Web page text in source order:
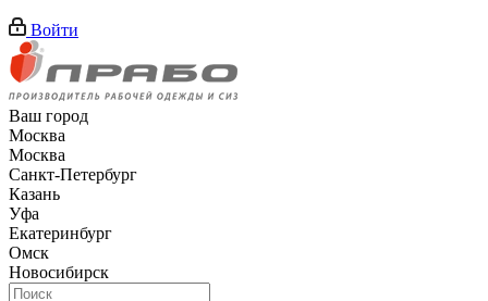
Войти
Ваш город
Москва
Москва
Санкт-Петербург
Казань
Уфа
Екатеринбург
Омск
Новосибирск